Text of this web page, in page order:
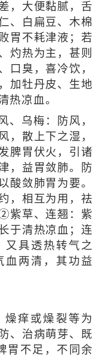
，大便黏腻，舌
、白扁豆、木棉
胃不耗津液；若
灼热为主，甚则
口臭，喜冷饮，
加牡丹皮、生地
热凉血。
乌梅：防风，
，散上下之湿，
脾胃伏火，引诸
，益胃敛肺。防
酸敛肺胃为要。
，相互为用，祛
紫草、连翘：紫
于清热凉血；连
又具透热转气之
血两清，其功益
痒或燥裂等为
、治病萌芽、既
胃不足，不同余